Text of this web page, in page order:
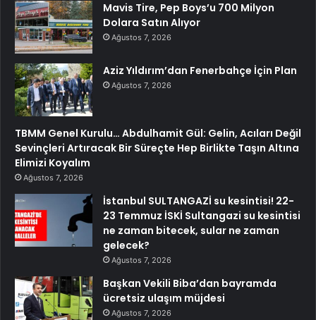
Mavis Tire, Pep Boys’u 700 Milyon
Dolara Satın Alıyor
Ağustos 7, 2026
Aziz Yıldırım’dan Fenerbahçe İçin Plan
Ağustos 7, 2026
TBMM Genel Kurulu… Abdulhamit Gül: Gelin, Acıları Değil
Sevinçleri Artıracak Bir Süreçte Hep Birlikte Taşın Altına
Elimizi Koyalım
Ağustos 7, 2026
İstanbul SULTANGAZİ su kesintisi! 22-
23 Temmuz İSKİ Sultangazi su kesintisi
ne zaman bitecek, sular ne zaman
gelecek?
Ağustos 7, 2026
Başkan Vekili Biba’dan bayramda
ücretsiz ulaşım müjdesi
Ağustos 7, 2026